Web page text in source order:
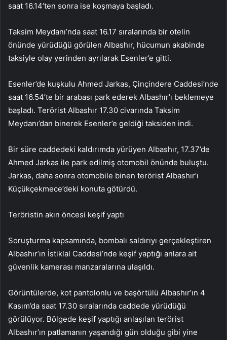
saat 16.14’ten sonra ise koşmaya başladı.
Taksim Meydanı’nda saat 16.17 sıralarında bir otelin
önünde yürüdüğü görülen Albashır, hücumun akabinde
taksiyle olay yerinden ayrılarak Esenler’e gitti.
Esenler’de kuşkulu Ahmed Jarkas, Çinçindere Caddesi’nde
saat 16.54’te bir arabası park ederek Albashır’ı beklemeye
başladı. Terörist Albashır 17.30 civarında Taksim
Meydanı’dan binerek Esenler’e geldiği taksiden indi.
Bir süre caddedeki kaldırımda yürüyen Albashır, 17.37’de
Ahmed Jarkas ile park edilmiş otomobil önünde buluştu.
Jarkas, daha sonra otomobile binen terörist Albashır’ı
Küçükçekmece’deki konuta götürdü.
Teröristin akın öncesi keşif yaptı
Soruşturma kapsamında, bombalı saldırıyı gerçekleştiren
Albashır’ın İstiklal Caddesi’nde keşif yaptığı anlara ait
güvenlik kamerası manzaralarına ulaşıldı.
Görüntülerde, kot pantolonlu ve başörtülü Albashır’ın 4
Kasım’da saat 17.30 sıralarında caddede yürüdüğü
görülüyor. Bölgede keşif yaptığı anlaşılan terörist
Albashır’ın patlamanın yaşandığı gün olduğu gibi yine